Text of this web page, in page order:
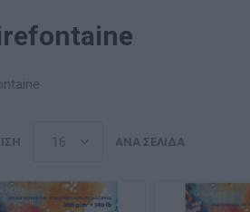
ΑΝΆ ΣΕΛΊΔΑ